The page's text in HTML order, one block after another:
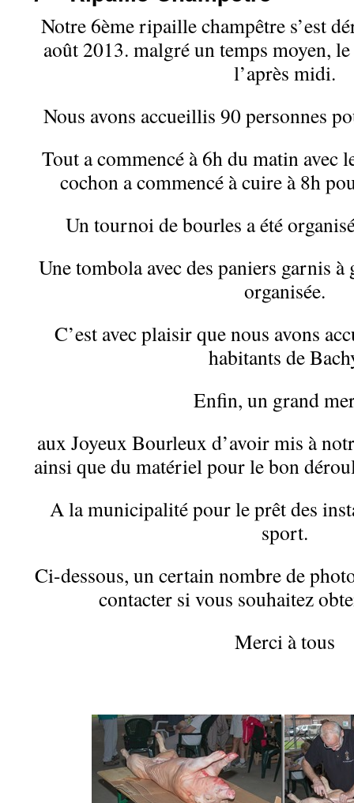
Notre 6ème ripaille champêtre s’est
août 2013. malgré un temps moyen,
l’après midi.
Nous avons accueillis 90 personnes
Tout a commencé à 6h du matin avec
cochon a commencé à cuire à 8h
Un tournoi de bourles a été
Une tombola avec des paniers garnis à
organisée.
C’est avec plaisir que nous avons
habitants de
Enfin, un grand
aux Joyeux Bourleux d’avoir mis à
ainsi que du matériel pour le bon
A la municipalité pour le prêt des
sport.
Ci-dessous, un certain nombre de
contacter si vous souhaitez
Merci à tous